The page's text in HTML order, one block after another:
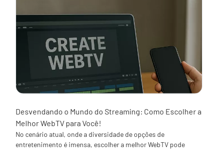
Desvendando o Mundo do Streaming: Como Escolher a
Melhor WebTV para Você!
No cenário atual, onde a diversidade de opções de
entretenimento é imensa, escolher a melhor WebTV pode